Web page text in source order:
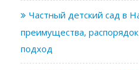
Частный детский сад в
преимущества,
подход